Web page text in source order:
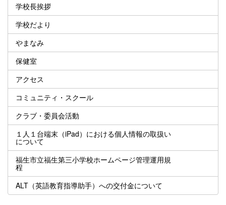
学校長挨拶
学校だより
やまなみ
保健室
アクセス
コミュニティ・スクール
クラブ・委員会活動
１人１台端末（iPad）における個人情報の取扱い
について
福生市立福生第三小学校ホームページ管理運用規
程
ALT（英語教育指導助手）への交付金について